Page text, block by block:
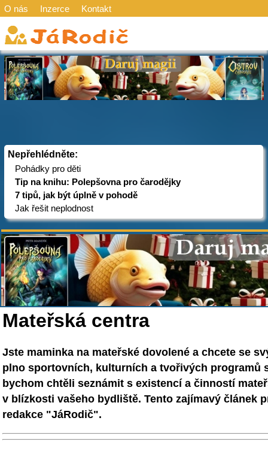
O nás Inzerce Kontakt
Nepřehlédněte:
Pohádky pro děti
Tip na knihu: Polepšovna pro čarodějky
7 tipů, jak být úplně v pohodě
Jak řešit neplodnost
Mateřská centra
Jste maminka na mateřské dovolené a chcete se
plno sportovních, kulturních a tvořivých programů
bychom chtěli seznámit s existencí a činností
v blízkosti vašeho bydliště. Tento zajímavý článek
redakce "JáRodič".